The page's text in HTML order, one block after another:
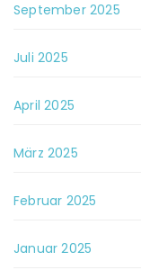
September 2025
Juli 2025
April 2025
März 2025
Februar 2025
Januar 2025